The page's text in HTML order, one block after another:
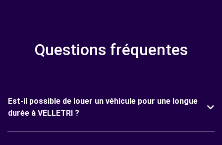
Questions fréquentes
Est-il possible de louer un véhicule pour une longue
durée à VELLETRI ?